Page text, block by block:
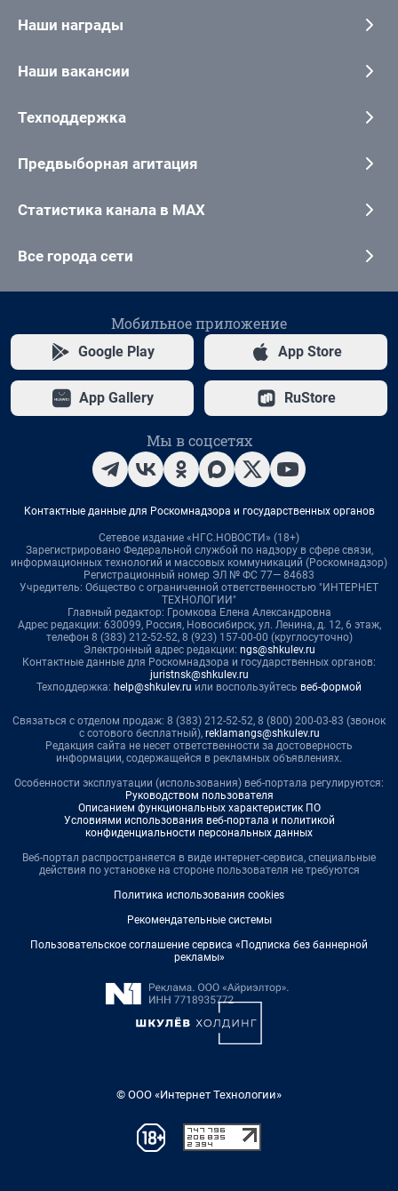
Наши награды
Наши вакансии
Техподдержка
Предвыборная агитация
Статистика канала в MAX
Все города сети
Мобильное приложение
Google Play App Store
App Gallery RuStore
Мы в соцсетях
Контактные данные для Роскомнадзора и государственных органов
Сетевое издание «НГС.НОВОСТИ» (18+)
Зарегистрировано Федеральной службой по надзору в сфере связи,
информационных технологий и массовых коммуникаций (Роскомнадзор)
Регистрационный номер ЭЛ № ФС 77— 84683
Учредитель: Общество с ограниченной ответственностью "ИНТЕРНЕТ
ТЕХНОЛОГИИ"
Главный редактор: Громкова Елена Александровна
Адрес редакции: 630099, Россия, Новосибирск, ул. Ленина, д. 12, 6 этаж,
телефон 8 (383) 212-52-52, 8 (923) 157-00-00 (круглосуточно)
Электронный адрес редакции: ngs@shkulev.ru
Контактные данные для Роскомнадзора и государственных органов:
juristnsk@shkulev.ru
Техподдержка: help@shkulev.ru или воспользуйтесь веб-формой
Связаться с отделом продаж: 8 (383) 212-52-52, 8 (800) 200-03-83 (звонок
с сотового бесплатный), reklamangs@shkulev.ru
Редакция сайта не несет ответственности за достоверность
информации, содержащейся в рекламных объявлениях.
Особенности эксплуатации (использования) веб-портала регулируются:
Руководством пользователя
Описанием функциональных характеристик ПО
Условиями использования веб-портала и политикой
конфиденциальности персональных данных
Веб-портал распространяется в виде интернет-сервиса, специальные
действия по установке на стороне пользователя не требуются
Политика использования cookies
Рекомендательные системы
Пользовательское соглашение сервиса «Подписка без баннерной
рекламы»
© ООО «Интернет Технологии»